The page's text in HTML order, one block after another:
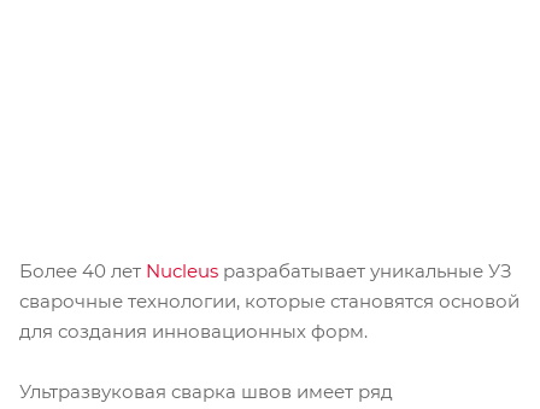
Более 40 лет Nucleus разрабатывает уникальные УЗ
сварочные технологии, которые становятся основой
для создания инновационных форм.
Ультразвуковая сварка швов имеет ряд